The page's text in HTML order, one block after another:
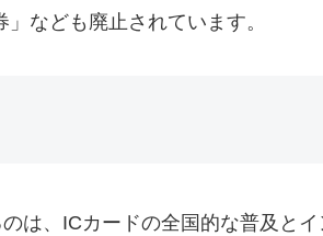
なども廃止されています。
は、ICカードの全国的な普及と